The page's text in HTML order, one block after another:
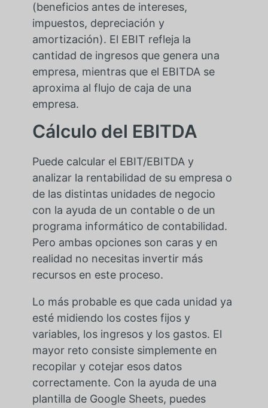
(beneficios antes de intereses,
impuestos, depreciación y
amortización). El EBIT refleja la
cantidad de ingresos que genera una
empresa, mientras que el EBITDA se
aproxima al flujo de caja de una
empresa.
Cálculo del EBITDA
Puede calcular el EBIT/EBITDA y
analizar la rentabilidad de su empresa o
de las distintas unidades de negocio
con la ayuda de un contable o de un
programa informático de contabilidad.
Pero ambas opciones son caras y en
realidad no necesitas invertir más
recursos en este proceso.
Lo más probable es que cada unidad ya
esté midiendo los costes fijos y
variables, los ingresos y los gastos. El
mayor reto consiste simplemente en
recopilar y cotejar esos datos
correctamente. Con la ayuda de una
plantilla de Google Sheets, puedes